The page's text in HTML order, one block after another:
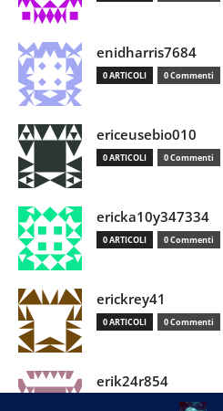
enidharris7684
0 ARTICOLI 0 Commenti
ericeusebio010
0 ARTICOLI 0 Commenti
ericka10y347334
0 ARTICOLI 0 Commenti
erickrey41
0 ARTICOLI 0 Commenti
erik24r854
0 Commenti